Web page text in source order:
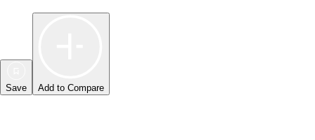
Save Add to Compare